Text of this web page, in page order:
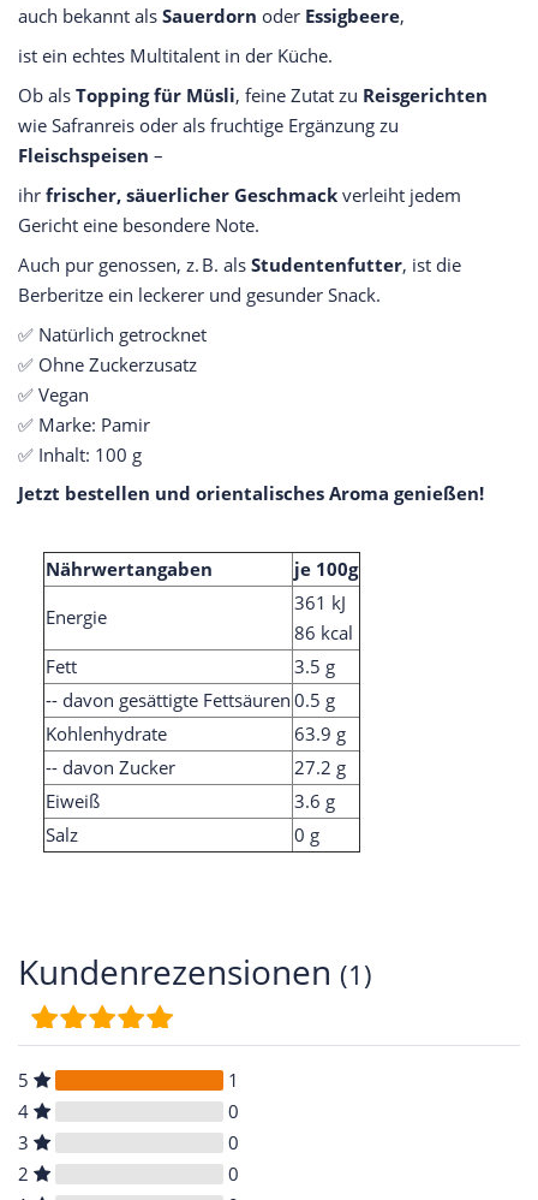
auch bekannt alsSauerdorn oder Essigbeere,
ist ein echtes Multitalent in der Küche.
Ob alsTopping für Müsli, feine Zutat zu Reisgerichten
wie Safranreis oder als fruchtige Ergänzung zu
Fleischspeisen –
ihrfrischer, säuerlicher Geschmackverleiht jedem
Gericht eine besondere Note.
Auch pur genossen, z. B. alsStudentenfutter, ist die
Berberitze ein leckerer und gesunder Snack.
✅ Natürlich getrocknet
✅ Ohne Zuckerzusatz
✅ Vegan
✅ Marke: Pamir
✅ Inhalt: 100 g
Jetzt bestellen und orientalisches Aroma genießen!
Nährwertangaben
je 100g
Energie
361 kJ
86 kcal
Fett
3.5 g
-- davon gesättigte Fettsäuren0.5 g
Kohlenhydrate
63.9 g
-- davon Zucker
27.2 g
Eiweiß
3.6 g
Salz
0 g
Kundenrezensionen (1)
5
1
4
0
3
0
2
0